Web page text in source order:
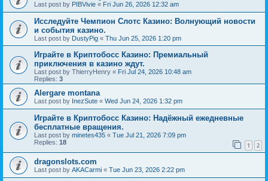
Last post by PIBVivie « Fri Jun 26, 2026 12:32 am
Исследуйте Чемпион Слотс Казино: Волнующий новости
и события казино.
Last post by DustyPig « Thu Jun 25, 2026 1:20 pm
Играйте в Криптобосс Казино: Премиальный
приключения в казино ждут.
Last post by ThierryHenry « Fri Jul 24, 2026 10:48 am
Replies: 3
Alergare montana
Last post by InezSute « Wed Jun 24, 2026 1:32 pm
Играйте в Криптобосс Казино: Надёжный ежедневные
бесплатные вращения.
Last post by minetes435 « Tue Jul 21, 2026 7:09 pm
Replies: 18 1 2
dragonslots.com
Last post by AKACarmi « Tue Jun 23, 2026 2:22 pm